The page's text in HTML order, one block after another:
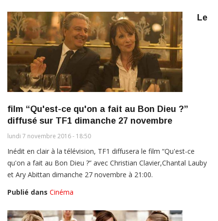
Le
film “Qu'est-ce qu'on a fait au Bon Dieu ?”
diffusé sur TF1 dimanche 27 novembre
lundi 7 novembre 2016 - 18:50
Inédit en clair à la télévision, TF1 diffusera le film “Qu'est-ce
qu'on a fait au Bon Dieu ?” avec Christian Clavier,Chantal Lauby
et Ary Abittan dimanche 27 novembre à 21:00.
Publié dans Cinéma